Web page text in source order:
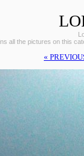
all the pictures on this
«